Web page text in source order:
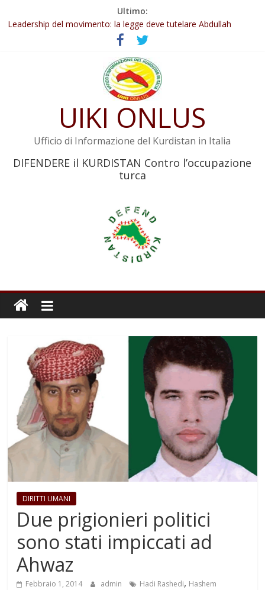
Ultimo:
Abdullah Öcalan: Le legge negativa deve essere trasformata in
legge positiva
Leadership del movimento: la legge deve tutelare Abdullah
Commissione donne del KNK: Şengal è di nuovo sotto minaccia
Non tenere conto della situazione di Rêber Apo ostacolerebbe
Il KNK chiede un’azione internazionale contro i crimini di guerra
UIKI ONLUS
Ufficio di Informazione del Kurdistan in Italia
DIFENDERE il KURDISTAN Contro l’occupazione
turca
DIRITTI UMANI
Due prigionieri politici
sono stati impiccati ad
Ahwaz
Febbraio 1, 2014 admin Hadi Rashedi, Hashem